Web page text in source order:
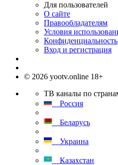
Для пользователей
О сайте
Правообладателям
Условия
Конфиденциальность
Вход и регистрация
© 2026 yootv.online 18+
ТВ каналы по
Россия
Беларусь
Украина
Казахстан